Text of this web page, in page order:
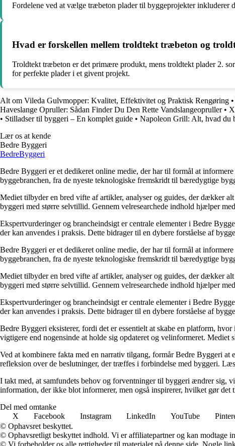
Fordelene ved at vælge træbeton plader til byggeprojekter inkluderer
Hvad er forskellen mellem troldtekt træbeton og
Troldtekt træbeton er det primære produkt, mens troldtekt plader 2.
for perfekte plader i et givent projekt.
Alt om Vileda Gulvmopper: Kvalitet, Effektivitet og Praktisk Rengøring •
Haveslange Opruller: Sådan Finder Du Den Rette Vandslangeopruller•
• Stilladser til byggeri – En komplet guide • Napoleon Grill: Alt, hvad du
Lær os at kende
Bedre Byggeri
BedreByggeri
Bedre Byggeri er et dedikeret online medie, der har til formål at
byggebranchen, fra de nyeste teknologiske fremskridt til bæredygtige
Mediet tilbyder en bred vifte af artikler, analyser og guides, der dækker
byggeri med større selvtillid. Gennem velresearchede indhold hjælper
Ekspertvurderinger og brancheindsigt er centrale elementer i Bedre
der kan anvendes i praksis. Dette bidrager til en dybere forståelse af
Bedre Byggeri er et dedikeret online medie, der har til formål at
byggebranchen, fra de nyeste teknologiske fremskridt til bæredygtige
Mediet tilbyder en bred vifte af artikler, analyser og guides, der dækker
byggeri med større selvtillid. Gennem velresearchede indhold hjælper
Ekspertvurderinger og brancheindsigt er centrale elementer i Bedre
der kan anvendes i praksis. Dette bidrager til en dybere forståelse af
Bedre Byggeri eksisterer, fordi det er essentielt at skabe en platform,
vigtigere end nogensinde at holde sig opdateret og velinformeret.
Ved at kombinere fakta med en narrativ tilgang, formår Bedre Byggeri
refleksion over de beslutninger, der træffes i forbindelse med byggeri.
I takt med, at samfundets behov og forventninger til byggeri ændrer sig,
information, der ikke blot informerer, men også inspirerer, hvilket gør det
Del med omtanke
X
Facebook Instagram LinkedIn YouTube
© Ophavsret beskyttet.
© Ophavsretligt beskyttet indhold. Vi er affiliatepartner og kan modtage
© Vi forbeholder os alle rettigheder til materialet på denne side. Nogle